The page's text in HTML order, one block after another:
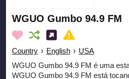
WGUO Gumbo 94.9 FM
Country › English › USA
WGUO Gumbo 94.9 FM é uma
WGUO Gumbo 94.9 FM está